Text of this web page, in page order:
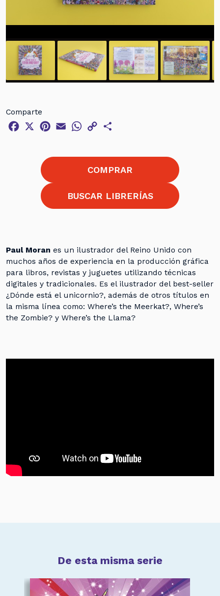
Comparte
Facebook
X Pinterest
Email WhatsApp
Copy
Link
COMPRAR
BUSCAR LIBRERÍAS
Paul Moran es un ilustrador del Reino Unido con
muchos años de experiencia en la producción gráfica
para libros, revistas y juguetes utilizando técnicas
digitales y tradicionales. Es el ilustrador del best-seller
¿Dónde está el unicornio?, además de otros títulos en
la misma línea como: Where’s the Meerkat?, Where’s
the Zombie? y Where’s the Llama?
De esta misma serie